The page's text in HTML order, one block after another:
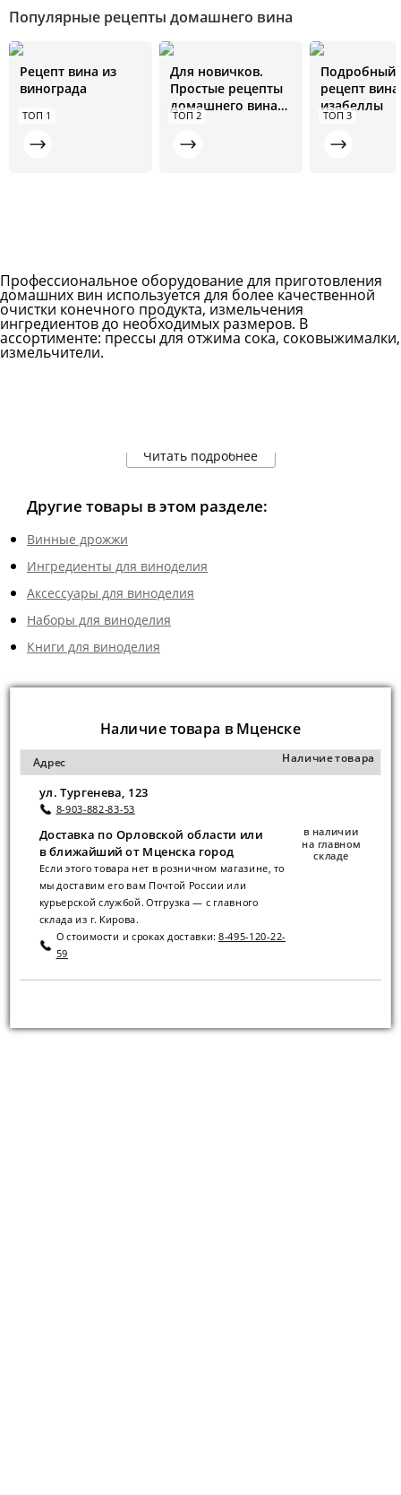
Популярные рецепты домашнего вина
ТОП 1
Рецепт вина из
винограда
ТОП 2
Для новичков.
Простые рецепты
домашнего вина
из вишни
ТОП 3
Подробный
рецепт
изабеллы
Профессиональное оборудование для приготовления
домашних вин используется для более качественной
очистки конечного продукта, измельчения
ингредиентов до необходимых размеров. В
ассортименте: прессы для отжима сока, соковыжималки,
измельчители.
Читать подробнее
Другие товары в этом разделе:
Винные дрожжи
Ингредиенты для виноделия
Аксессуары для виноделия
Наборы для виноделия
Книги для виноделия
Наличие товара в Мценске
Адрес Наличие товара
ул. Тургенева, 123
8-903-882-83-53
Доставка по Орловской области или
в ближайший от Мценска город
Если этого товара нет в розничном магазине, то
мы доставим его вам Почтой России или
курьерской службой. Отгрузка — с главного
склада из г. Кирова.
О стоимости и сроках доставки: 8-495-120-22-
59
в наличии
на главном
складе